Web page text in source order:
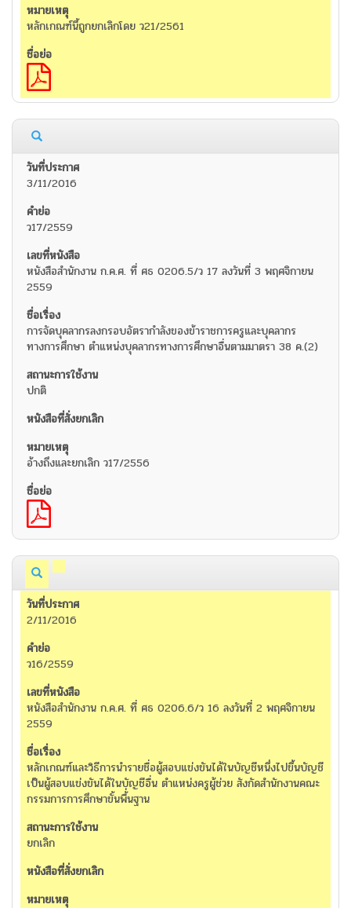
หลักเกณฑ์นี้ถูกยกเลิกโดย ว21/2561
3/11/2016
ว17/2559
หนังสือสำนักงาน ก.ค.ศ. ที่ ศธ 0206.5/ว 17 ลงวันที่ 3 พฤศจิกายน
2559
การจัดบุคลากรลงกรอบอัตรากำลังของข้าราชการครูและบุคลากร
ทางการศึกษา ตำแหน่งบุคลากรทางการศึกษาอื่นตามมาตรา 38 ค.(2)
ปกติ
อ้างถึงและยกเลิก ว17/2556
2/11/2016
ว16/2559
หนังสือสำนักงาน ก.ค.ศ. ที่ ศธ 0206.6/ว 16 ลงวันที่ 2 พฤศจิกายน
2559
หลักเกณฑ์และวิธีการนำรายชื่อผู้สอบแข่งขันได้ในบัญชีหนึ่งไปขึ้นบัญชี
เป็นผู้สอบแข่งขันได้ในบัญชีอื่น ตำแหน่งครูผู้ช่วย สังกัดสำนักงานคณะ
กรรมการการศึกษาขั้นพื้่นฐาน
ยกเลิก